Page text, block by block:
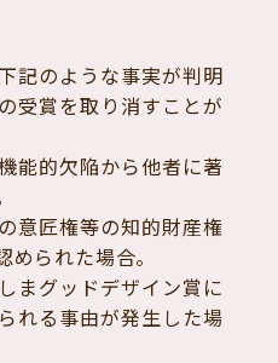
のような事実が判明
受賞を取り消すことが
的欠陥から他者に著
匠権等の知的財産権
られた場合。
グッドデザイン賞に
れる事由が発生した場